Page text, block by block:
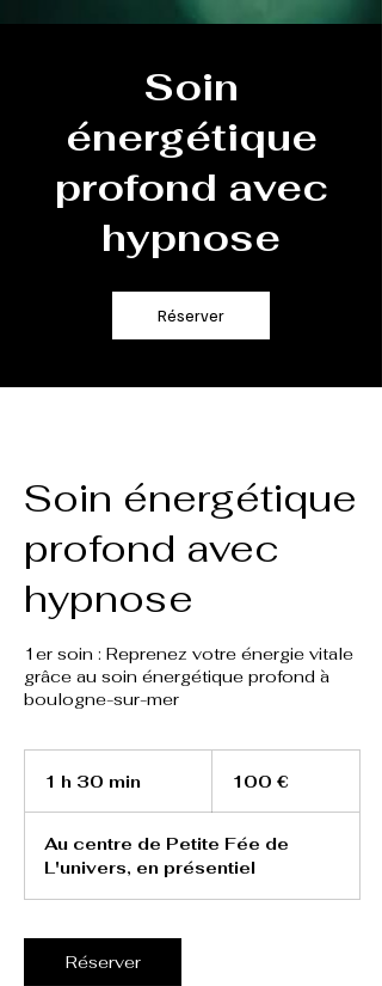
Soin
énergétique
profond avec
hypnose
Réserver
Soin énergétique
profond avec
hypnose
1er soin : Reprenez votre énergie vitale
grâce au soin énergétique profond à
boulogne-sur-mer
1 h 30 min
m
i
n
100 €
Au centre de Petite Fée de
L'univers, en présentiel
Réserver